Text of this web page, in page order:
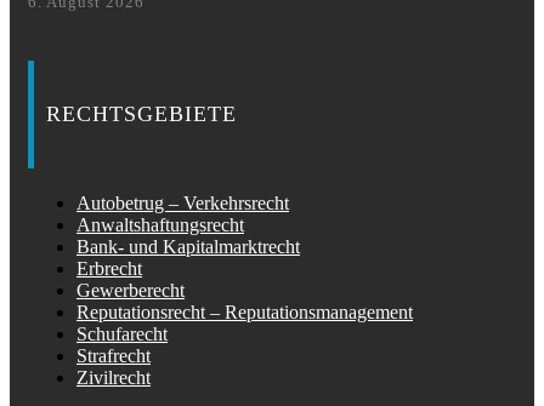
RECHTSGEBIETE
Autobetrug – Verkehrsrecht
Anwaltshaftungsrecht
Bank- und Kapitalmarktrecht
Erbrecht
Gewerberecht
Reputationsrecht – Reputationsmanagement
Schufarecht
Strafrecht
Zivilrecht